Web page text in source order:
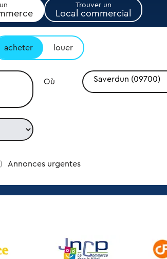
Trouver un
Local commercial
acheter louer
Où Saverdun (09700)
Annonces urgentes